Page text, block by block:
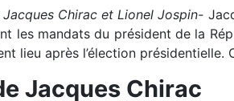
Chirac et Lionel Jospin-
les mandats du président de la
lieu après l’élection
Jacques Chirac